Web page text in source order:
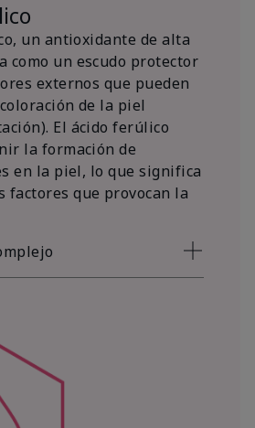
un antioxidante de alta
como un escudo protector
externos que pueden
de la piel
El ácido ferúlico
la formación de
en la piel, lo que significa
factores que provocan la